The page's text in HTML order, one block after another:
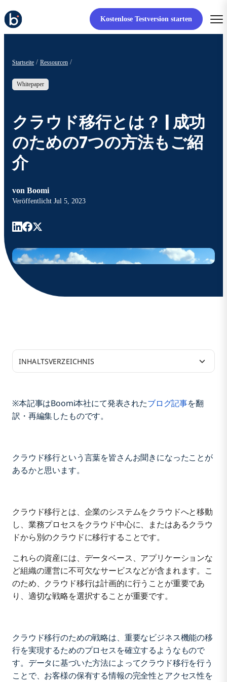
Kostenlose Testversion starten
Startseite Ressourcen
Whitepaper
クラウド移行とは？ | 成功
のための7つの方法もご紹
介
von Boomi
Veröffentlicht Jul 5, 2023
※本記事はBoomi本社にて発表されたブログ記事を翻
訳・再編集したものです。
クラウド移行という言葉を皆さんお聞きになったことが
あるかと思います。
クラウド移行とは、企業のシステムをクラウドへと移動
し、業務プロセスをクラウド中心に、またはあるクラウ
ドから別のクラウドに移行することです。
これらの資産には、データベース、アプリケーションな
ど組織の運営に不可欠なサービスなどが含まれます。こ
のため、クラウド移行は計画的に行うことが重要であ
り、適切な戦略を選択することが重要です。
クラウド移行のための戦略は、重要なビジネス機能の移
行を実現するためのプロセスを確立するようなもので
す。データに基づいた方法によってクラウド移行を行う
ことで、お客様の保有する情報の完全性とアクセス性を
INHALTSVERZEICHNIS
2. ビジネス上の目標を達成するためのクラウドアー
3. 分野を横断して社内のチームと協力する
5. 移行前にデータを整理する
6. ローコードプラットフォームの活用を検討する
7. iPaaSによってデータの管理を最適化する
クラウド移行の7つの「リ」
リホスト